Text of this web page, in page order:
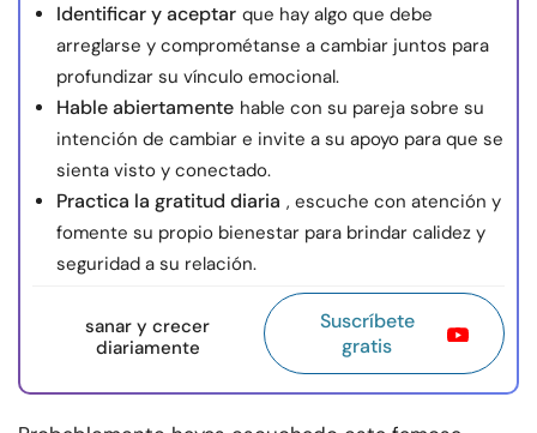
Identificar y aceptar que hay algo que debe
arreglarse y comprométanse a cambiar juntos para
profundizar su vínculo emocional.
Hable abiertamente hable con su pareja sobre su
intención de cambiar e invite a su apoyo para que se
sienta visto y conectado.
Practica la gratitud diaria , escuche con atención y
fomente su propio bienestar para brindar calidez y
seguridad a su relación.
sanar y crecer
diariamente
Suscríbete
gratis